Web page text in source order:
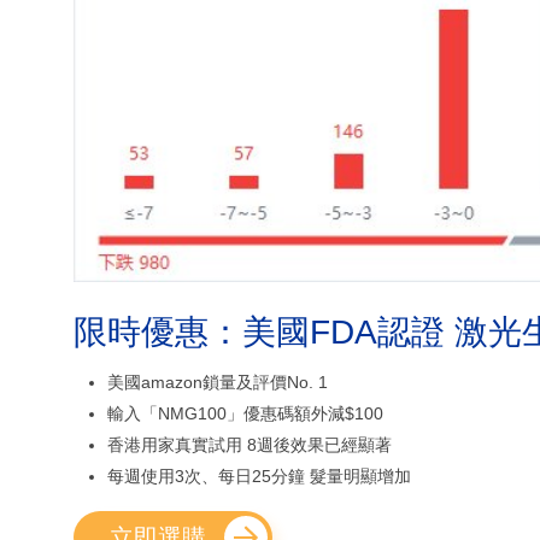
限時優惠：美國FDA認證 激光
美國amazon鎖量及評價No. 1
輸入「NMG100」優惠碼額外減$100
香港用家真實試用 8週後效果已經顯著
每週使用3次、每日25分鐘 髮量明顯增加